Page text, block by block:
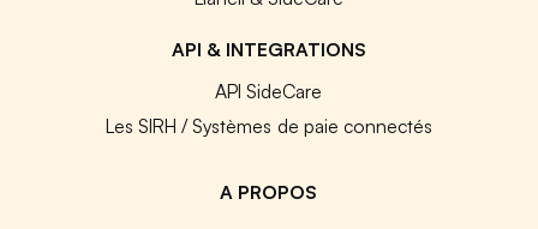
API & INTEGRATIONS
API SideCare
Les SIRH / Systèmes de paie connectés
A PROPOS